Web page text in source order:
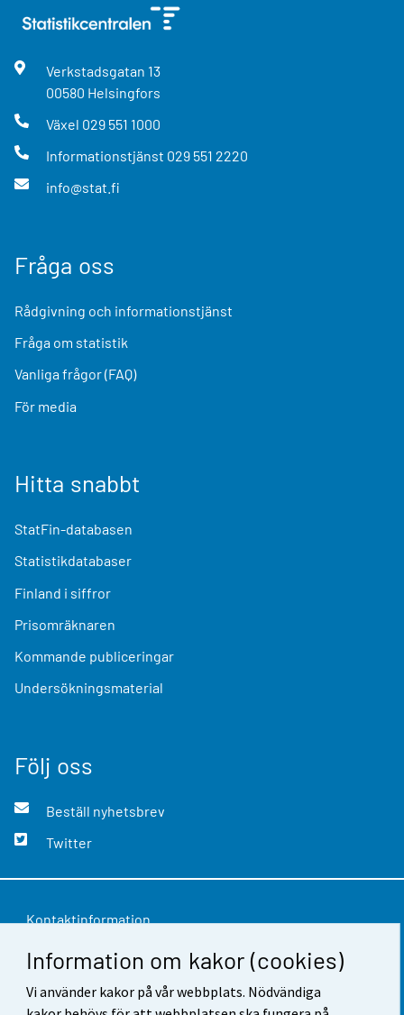
Information om kakor (cookies)
Vi använder kakor på vår webbplats. Nödvändiga
Verkstadsgatan 13
00580 Helsingfors
Växel 029 551 1000
Informationstjänst 029 551 2220
info@stat.fi
Fråga oss
Rådgivning och informationstjänst
Fråga om statistik
Vanliga frågor (FAQ)
För media
Hitta snabbt
StatFin-databasen
Statistikdatabaser
Finland i siffror
Prisomräknaren
Kommande publiceringar
Undersökningsmaterial
Följ oss
Beställ nyhetsbrev
Twitter
Kontaktinformation
Respons
Användarvillkor